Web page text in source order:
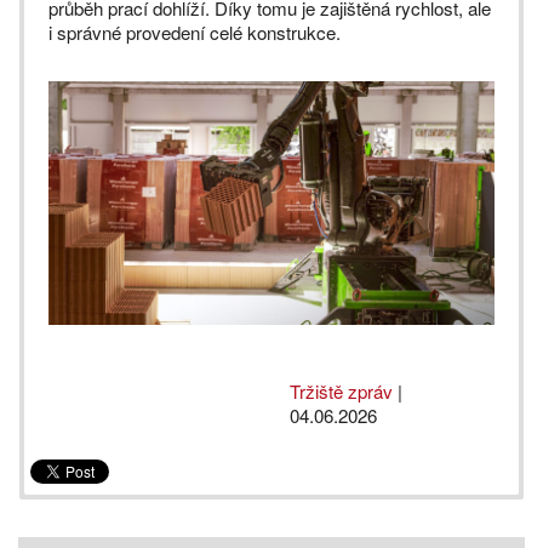
průběh prací dohlíží. Díky tomu je zajištěná rychlost, ale
i správné provedení celé konstrukce.
Tržiště zpráv |
04.06.2026